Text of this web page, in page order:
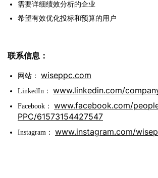
需要详细绩效分析的企业
希望有效优化投标和预算的用户
联系信息：
网站： wiseppc.com
LinkedIn： www.linkedin.com/
Facebook： www.facebook.com/
PPC/61573154427547
Instagram： www.instagram.com/